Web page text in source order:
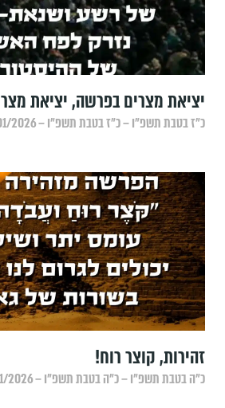
יציאת מצרים בפרשה, יציאת
כ״ז בטבת תשפ״ו – כ״ז בטבת תשפ״ו – 16/01/2026
זהירות, קוצר רוח!
כ״ה בטבת תשפ״ו – כ״ה בטבת תשפ״ו – 14/01/2026